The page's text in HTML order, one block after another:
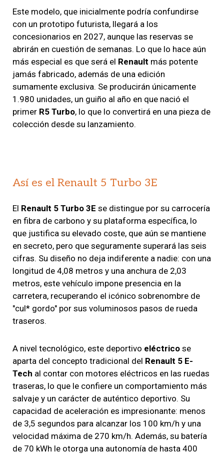
Este modelo, que inicialmente podría confundirse
con un prototipo futurista, llegará a los
concesionarios en 2027, aunque las reservas se
abrirán en cuestión de semanas. Lo que lo hace aún
más especial es que será el Renault más potente
jamás fabricado, además de una edición
sumamente exclusiva. Se producirán únicamente
1.980 unidades, un guiño al año en que nació el
primer R5 Turbo, lo que lo convertirá en una pieza de
colección desde su lanzamiento.
Así es el Renault 5 Turbo 3E
El Renault 5 Turbo 3E se distingue por su carrocería
en fibra de carbono y su plataforma específica, lo
que justifica su elevado coste, que aún se mantiene
en secreto, pero que seguramente superará las seis
cifras. Su diseño no deja indiferente a nadie: con una
longitud de 4,08 metros y una anchura de 2,03
metros, este vehículo impone presencia en la
carretera, recuperando el icónico sobrenombre de
"cul* gordo" por sus voluminosos pasos de rueda
traseros.
A nivel tecnológico, este deportivo eléctrico se
aparta del concepto tradicional del Renault 5 E-
Tech al contar con motores eléctricos en las ruedas
traseras, lo que le confiere un comportamiento más
salvaje y un carácter de auténtico deportivo. Su
capacidad de aceleración es impresionante: menos
de 3,5 segundos para alcanzar los 100 km/h y una
velocidad máxima de 270 km/h. Además, su batería
de 70 kWh le otorga una autonomía de hasta 400